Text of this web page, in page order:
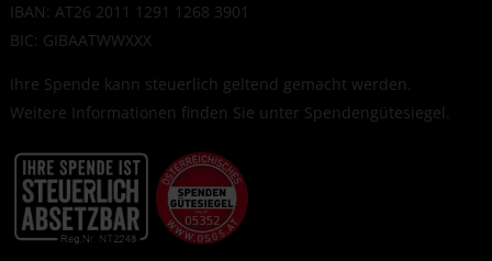
IBAN: AT26 2011 1291 1268 3901
BIC: GIBAATWWXXX
Ihre Spende kann steuerlich geltend gemacht werden.
Weitere Informationen finden Sie unter Spendengütesiegel.